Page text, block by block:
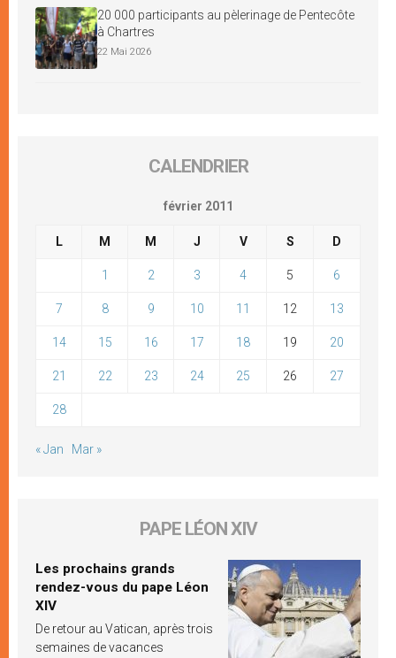
20 000 participants au pèlerinage de Pentecôte
à Chartres
22 Mai 2026
CALENDRIER
février 2011
L M M J V S D
1 2 3 4 5 6
7 8 9 10 11 12 13
14 15 16 17 18 19 20
21 22 23 24 25 26 27
28
« Jan Mar »
PAPE LÉON XIV
Les prochains grands
rendez-vous du pape Léon
XIV
De retour au Vatican, après trois
semaines de vacances